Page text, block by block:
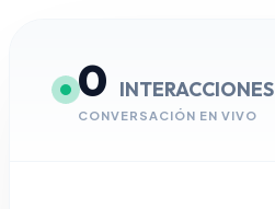
0 INTERACCIONES
CONVERSACIÓN EN VIVO